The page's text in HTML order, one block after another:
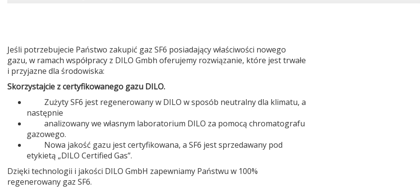
Jeśli potrzebujecie Państwo zakupić gaz SF6 posiadający właściwości nowego
gazu, w ramach współpracy z DILO Gmbh oferujemy rozwiązanie, które jest trwałe
i przyjazne dla środowiska:
Skorzystajcie z certyfikowanego gazu DILO.
Zużyty SF6 jest regenerowany w DILO w sposób neutralny dla klimatu, a
następnie
analizowany we własnym laboratorium DILO za pomocą chromatografu
gazowego.
Nowa jakość gazu jest certyfikowana, a SF6 jest sprzedawany pod
etykietą „DILO Certified Gas”.
Dzięki technologii i jakości DILO GmbH zapewniamy Państwu w 100%
regenerowany gaz SF6.